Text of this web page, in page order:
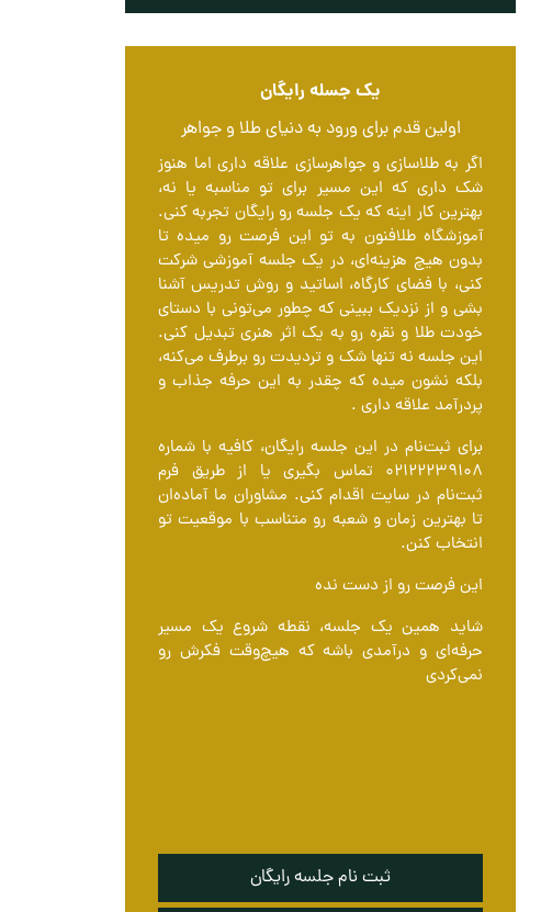
یک جسله رایگان
اولین قدم برای ورود به دنیای طلا و جواهر
اگر به طلاسازی و جواهرسازی علاقه داری اما هنوز
شک داری که این مسیر برای تو مناسبه یا نه،
بهترین کار اینه که یک جلسه رو رایگان تجربه کنی.
آموزشگاه طلافنون به تو این فرصت رو میده تا
بدون هیچ هزینه‌ای، در یک جلسه آموزشی شرکت
کنی، با فضای کارگاه، اساتید و روش تدریس آشنا
بشی و از نزدیک ببینی که چطور می‌تونی با دستای
خودت طلا و نقره رو به یک اثر هنری تبدیل کنی.
این جلسه نه تنها شک و تردیدت رو برطرف می‌کنه،
بلکه نشون میده که چقدر به این حرفه جذاب و
پردرآمد علاقه داری .
برای ثبت‌نام در این جلسه رایگان، کافیه با شماره
۰۲۱۲۲۲۳۹۱۰۸ تماس بگیری یا از طریق فرم
ثبت‌نام در سایت اقدام کنی. مشاوران ما آماده‌ان
تا بهترین زمان و شعبه رو متناسب با موقعیت تو
انتخاب کنن.
این فرصت رو از دست نده
شاید همین یک جلسه، نقطه شروع یک مسیر
حرفه‌ای و درآمدی باشه که هیچ‌وقت فکرش رو
نمی‌کردی
ثبت نام جلسه رایگان